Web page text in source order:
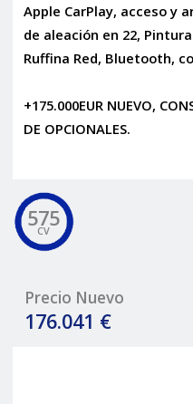
Apple CarPlay, acceso y
de aleación en 22,
Ruffina Red, Bluetooth,
+175.000EUR NUEVO,
DE OPCIONALES.
575
CV
Precio Nuevo
176.041 €